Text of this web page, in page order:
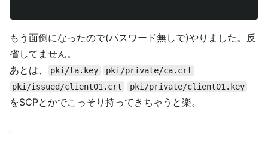
もう面倒になったので(パスワード無しで)やりました。反
省してません。
あとは、
pki/ta.key
pki/private/ca.crt
pki/issued/client01.crt
pki/private/client01.key
をSCPとかでこっそり持ってきちゃうと楽。